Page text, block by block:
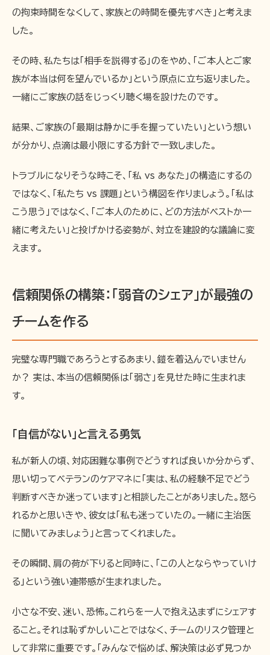
の拘束時間をなくして、家族との時間を優先すべき」と考えま
した。
その時、私たちは「相手を説得する」のをやめ、「ご本人とご家
族が本当は何を望んでいるか」という原点に立ち返りました。
一緒にご家族の話をじっくり聴く場を設けたのです。
結果、ご家族の「最期は静かに手を握っていたい」という想い
が分かり、点滴は最小限にする方針で一致しました。
トラブルになりそうな時こそ、「私 vs あなた」の構造にするの
ではなく、「私たち vs 課題」という構図を作りましょう。「私は
こう思う」ではなく、「ご本人のために、どの方法がベストか一
緒に考えたい」と投げかける姿勢が、対立を建設的な議論に変
えます。
信頼関係の構築：「弱音のシェア」が最強の
チームを作る
完璧な専門職であろうとするあまり、鎧を着込んでいません
か？ 実は、本当の信頼関係は「弱さ」を見せた時に生まれま
す。
「自信がない」と言える勇気
私が新人の頃、対応困難な事例でどうすれば良いか分からず、
思い切ってベテランのケアマネに「実は、私の経験不足でどう
判断すべきか迷っています」と相談したことがありました。怒ら
れるかと思いきや、彼女は「私も迷っていたの。一緒に主治医
に聞いてみましょう」と言ってくれました。
その瞬間、肩の荷が下りると同時に、「この人とならやっていけ
る」という強い連帯感が生まれました。
小さな不安、迷い、恐怖。これらを一人で抱え込まずにシェアす
ること。それは恥ずかしいことではなく、チームのリスク管理と
して非常に重要です。「みんなで悩めば、解決策は必ず見つか